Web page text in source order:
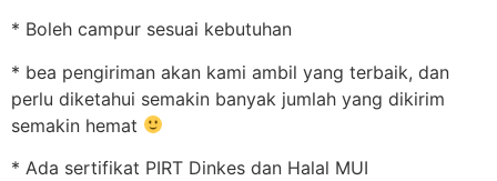
* Boleh campur sesuai kebutuhan
* bea pengiriman akan kami ambil yang terbaik, dan
perlu diketahui semakin banyak jumlah yang dikirim
semakin hemat
* Ada sertifikat PIRT Dinkes dan Halal MUI